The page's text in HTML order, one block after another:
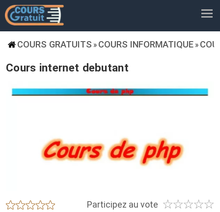
COURS GRATUITS » COURS INFORMATIQUE »
Cours internet debutant
Participez au vote ☆☆☆☆☆
★★★★★